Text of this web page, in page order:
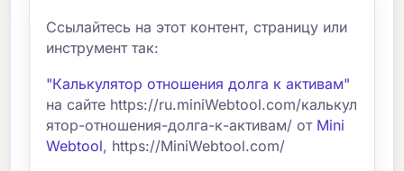
Ссылайтесь на этот контент, страницу или
инструмент так:
"Калькулятор отношения долга к активам"
на сайте https://ru.miniWebtool.com/калькул
ятор-отношения-долга-к-активам/ от Mini
Webtool, https://MiniWebtool.com/